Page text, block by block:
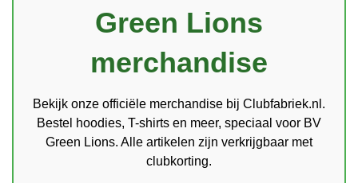
Green Lions
merchandise
Bekijk onze officiële merchandise bij Clubfabriek.nl.
Bestel hoodies, T-shirts en meer, speciaal voor BV
Green Lions. Alle artikelen zijn verkrijgbaar met
clubkorting.